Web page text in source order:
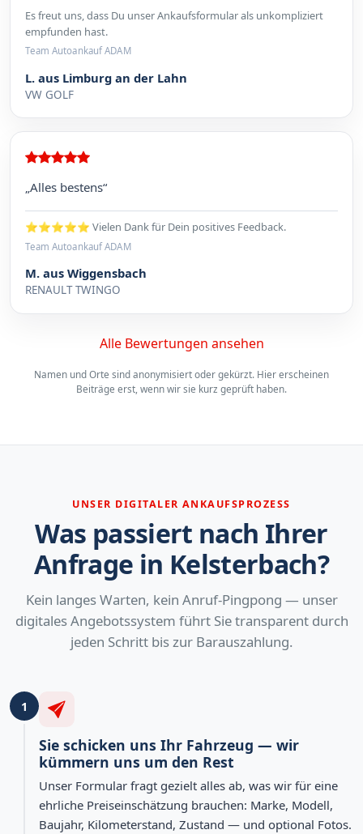
Es freut uns, dass Du unser Ankaufsformular als unkompliziert
empfunden hast.
Team Autoankauf ADAM
L. aus Limburg an der Lahn
VW GOLF
„Alles bestens“
⭐⭐⭐⭐⭐ Vielen Dank für Dein positives Feedback.
Team Autoankauf ADAM
M. aus Wiggensbach
RENAULT TWINGO
Alle Bewertungen ansehen
Namen und Orte sind anonymisiert oder gekürzt. Hier erscheinen
Beiträge erst, wenn wir sie kurz geprüft haben.
UNSER DIGITALER ANKAUFSPROZESS
Was passiert nach Ihrer
Anfrage in Kelsterbach?
Kein langes Warten, kein Anruf-Pingpong — unser
digitales Angebotssystem führt Sie transparent durch
jeden Schritt bis zur Barauszahlung.
1
Sie schicken uns Ihr Fahrzeug — wir
kümmern uns um den Rest
Unser Formular fragt gezielt alles ab, was wir für eine
ehrliche Preiseinschätzung brauchen: Marke, Modell,
Baujahr, Kilometerstand, Zustand — und optional Fotos.